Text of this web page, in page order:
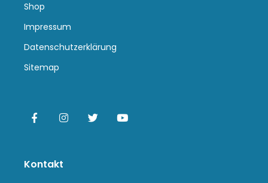
Shop
Impressum
Datenschutzerklärung
Sitemap
Kontakt